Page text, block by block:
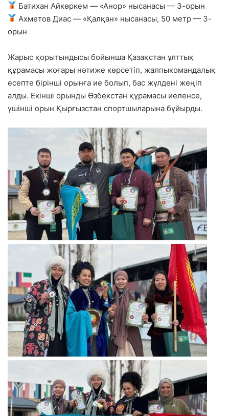
Батихан Айкөркем — «Анор» нысанасы — 3-орын
Ахметов Диас — «Қалқан» нысанасы, 50 метр — 3-
орын
Жарыс қорытындысы бойынша Қазақстан ұлттық
құрамасы жоғары нәтиже көрсетіп, жалпыкомандалық
есепте бірінші орынға ие болып, бас жүлдені жеңіп
алды. Екінші орынды Өзбекстан құрамасы иеленсе,
үшінші орын Қырғызстан спортшыларына бұйырды.